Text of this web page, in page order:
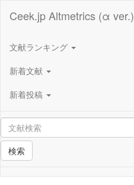
Ceek.jp Altmetrics (α ver.)
文献ランキング
新着文献
新着投稿
検索